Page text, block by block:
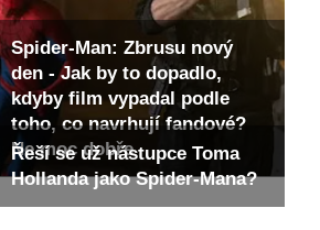
Spider-Man: Zbrusu nový
den - Jak by to dopadlo,
kdyby film vypadal podle
toho, co navrhují fandové?
Ne moc dobře
Řeší se už nástupce Toma
Hollanda jako Spider-Mana?